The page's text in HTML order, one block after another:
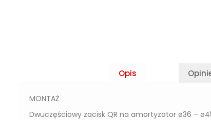
Opis
MONTAŻ
Dwuczęściowy zacisk QR na amortyzator ø36 –